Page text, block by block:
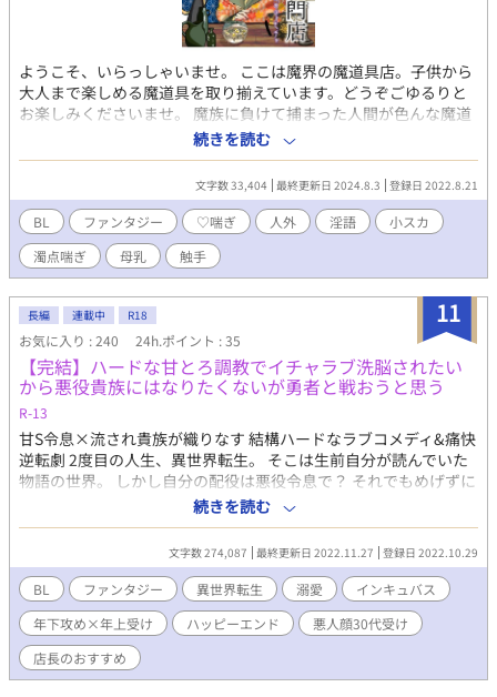
ようこそ、いらっしゃいませ。 ここは魔界の魔道具店。子供から
大人まで楽しめる魔道具を取り揃えています。どうぞごゆるりと
お楽しみくださいませ。 魔族に負けて捕まった人間が色んな魔道
具にされたり、番にされたりしています。 悲壮感控えめな頭空っ
ぽエロコメです。
続きを読む
文字数 33,404 最終更新日 2024.8.3 登録日 2022.8.21
BL ファンタジー ♡喘ぎ 人外 淫語
小スカ
濁点喘ぎ
母乳 触手
11
長編 連載中 R18
お気に入り : 240 24h.ポイント : 35
【完結】ハードな甘とろ調教でイチャラブ洗脳されたい
から悪役貴族にはなりたくないが勇者と戦おうと思う
R-13
甘S令息×流され貴族が織りなす 結構ハードなラブコメディ&痛快
逆転劇 2度目の人生、異世界転生。 そこは生前自分が読んでいた
物語の世界。 しかし自分の配役は悪役令息で？ それでもめげずに
真面目に生きて35歳。 せっかく民に慕われる立派な伯爵になった
のに。 気付けば自分が侯爵家三男を監禁して洗脳していると思わ
れかねない状況に！ このままじゃ物語通りになってしまう！ 早く
こいつを家に帰さないと！ しかし彼は帰るどころか屋敷に居着い
てしまって。 「シャルル様は僕に虐められることだけ考えてたら
良いんだよ？」 帰るどころか毎晩毎晩誘惑してくる三男。 エロ耐
性が無さ過ぎて断るどころかどハマりする伯爵。 逆に毎日甘々に
調教されてどんどん大好き洗脳されていく。 このままじゃ真面目
に生きているのに、悪役貴族として討伐される運命が待っている
続きを読む
文字数 274,087 最終更新日 2022.11.27 登録日 2022.10.29
BL ファンタジー 異世界転生 溺愛
インキュバス
年下攻め×年上受け
ハッピーエンド
悪人顔30代受け
店長のおすすめ